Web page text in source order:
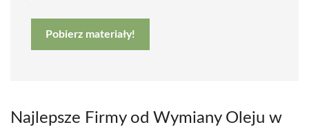
Pobierz materiały!
Najlepsze Firmy od Wymiany Oleju w